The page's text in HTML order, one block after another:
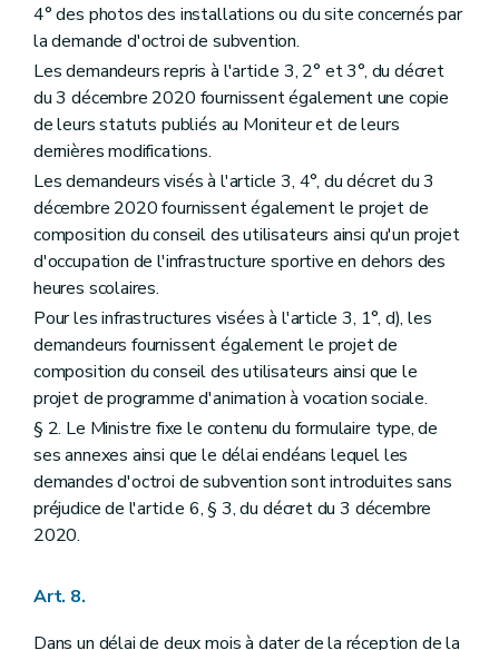
4° des photos des installations ou du site concernés par
la demande d'octroi de subvention.
Les demandeurs repris à l'article 3, 2° et 3°, du décret
du 3 décembre 2020 fournissent également une copie
de leurs statuts publiés au Moniteur et de leurs
dernières modifications.
Les demandeurs visés à l'article 3, 4°, du décret du 3
décembre 2020 fournissent également le projet de
composition du conseil des utilisateurs ainsi qu'un projet
d'occupation de l'infrastructure sportive en dehors des
heures scolaires.
Pour les infrastructures visées à l'article 3, 1°, d), les
demandeurs fournissent également le projet de
composition du conseil des utilisateurs ainsi que le
projet de programme d'animation à vocation sociale.
§ 2. Le Ministre fixe le contenu du formulaire type, de
ses annexes ainsi que le délai endéans lequel les
demandes d'octroi de subvention sont introduites sans
préjudice de l'article 6, § 3, du décret du 3 décembre
2020.
Art. 8.
Dans un délai de deux mois à dater de la réception de la